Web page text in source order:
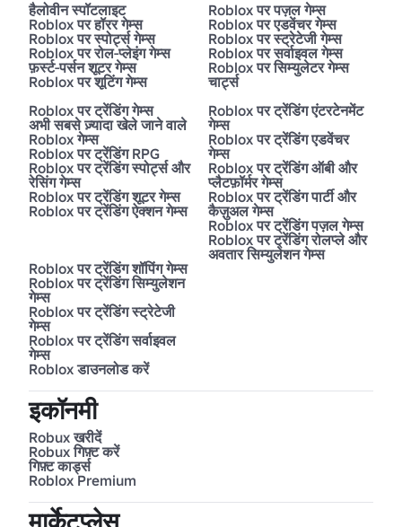
हैलोवीन स्पॉटलाइट
Roblox पर हॉरर गेम्स
Roblox पर स्पोर्ट्स गेम्स
Roblox पर रोल-प्लेइंग गेम्स
फ़र्स्ट-पर्सन शूटर गेम्स
Roblox पर शूटिंग गेम्स
Roblox पर पज़ल गेम्स
Roblox पर एडवेंचर गेम्स
Roblox पर स्ट्रेटेजी गेम्स
Roblox पर सर्वाइवल गेम्स
Roblox पर सिम्युलेटर गेम्स
चार्ट्स
Roblox पर ट्रेंडिंग गेम्स
अभी सबसे ज़्यादा खेले जाने वाले
Roblox गेम्स
Roblox पर ट्रेंडिंग RPG
Roblox पर ट्रेंडिंग स्पोर्ट्स और
रेसिंग गेम्स
Roblox पर ट्रेंडिंग शूटर गेम्स
Roblox पर ट्रेंडिंग ऐक्शन गेम्स
Roblox पर ट्रेंडिंग एंटरटेनमेंट
गेम्स
Roblox पर ट्रेंडिंग एडवेंचर
गेम्स
Roblox पर ट्रेंडिंग ऑबी और
प्लैटफ़ॉर्मर गेम्स
Roblox पर ट्रेंडिंग पार्टी और
कैज़ुअल गेम्स
Roblox पर ट्रेंडिंग पज़ल गेम्स
Roblox पर ट्रेंडिंग रोलप्ले और
अवतार सिम्युलेशन गेम्स
Roblox पर ट्रेंडिंग शॉपिंग गेम्स
Roblox पर ट्रेंडिंग सिम्युलेशन
गेम्स
Roblox पर ट्रेंडिंग स्ट्रेटेजी
गेम्स
Roblox पर ट्रेंडिंग सर्वाइवल
गेम्स
Roblox डाउनलोड करें
इकॉनमी
Robux खरीदें
Robux गिफ़्ट करें
गिफ़्ट कार्ड्स
Roblox Premium